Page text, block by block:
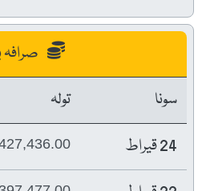
صرافہ
سونا
تولہ
24 قیراط